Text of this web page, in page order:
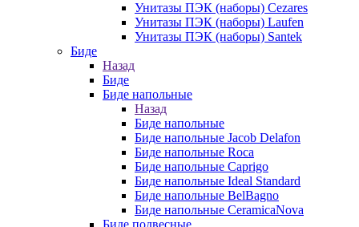
Унитазы ПЭК (наборы) Cezares
Унитазы ПЭК (наборы) Laufen
Унитазы ПЭК (наборы) Santek
Биде
Назад
Биде
Биде напольные
Назад
Биде напольные
Биде напольные Jacob Delafon
Биде напольные Roca
Биде напольные Caprigo
Биде напольные Ideal Standard
Биде напольные BelBagno
Биде напольные CeramicaNova
Биде подвесные